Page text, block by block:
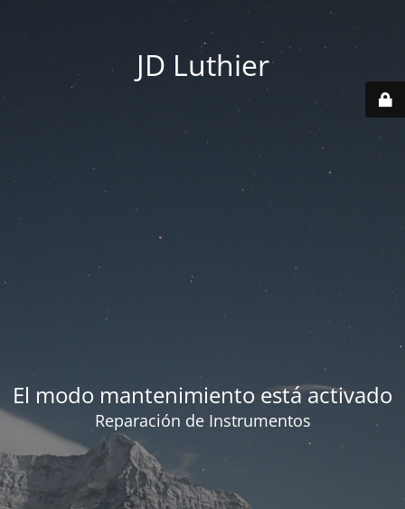
JD Luthier
El modo mantenimiento está activado
Reparación de Instrumentos